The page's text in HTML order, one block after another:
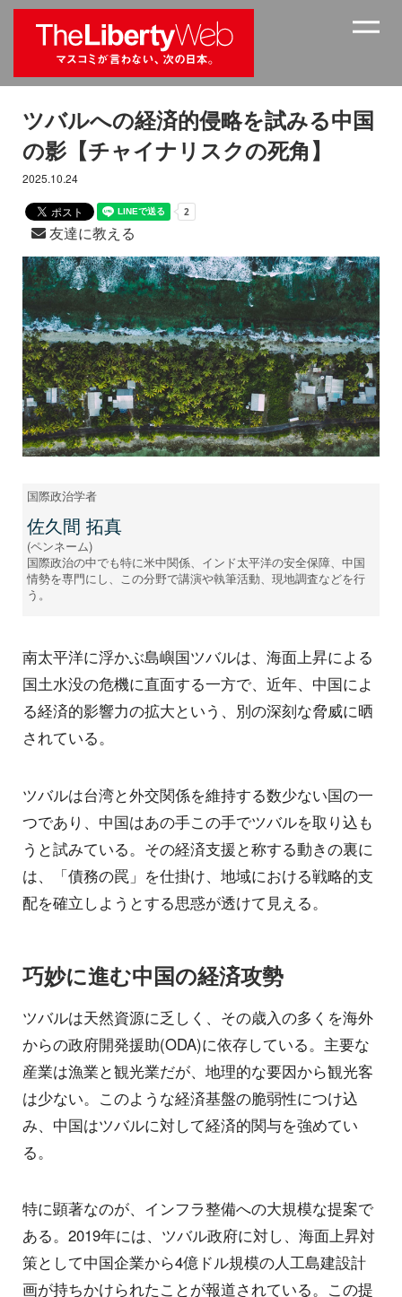
ツバルへの経済的侵略を試みる中国
の影【チャイナリスクの死角】
2025.10.24
友達に教える
国際政治学者
佐久間 拓真
(ペンネーム)
国際政治の中でも特に米中関係、インド太平洋の安全保障、中国
情勢を専門にし、この分野で講演や執筆活動、現地調査などを行
う。
南太平洋に浮かぶ島嶼国ツバルは、海面上昇による
国土水没の危機に直面する一方で、近年、中国によ
る経済的影響力の拡大という、別の深刻な脅威に晒
されている。
ツバルは台湾と外交関係を維持する数少ない国の一
つであり、中国はあの手この手でツバルを取り込も
うと試みている。その経済支援と称する動きの裏に
は、「債務の罠」を仕掛け、地域における戦略的支
配を確立しようとする思惑が透けて見える。
巧妙に進む中国の経済攻勢
ツバルは天然資源に乏しく、その歳入の多くを海外
からの政府開発援助(ODA)に依存している。主要な
産業は漁業と観光業だが、地理的な要因から観光客
は少ない。このような経済基盤の脆弱性につけ込
み、中国はツバルに対して経済的関与を強めてい
る。
特に顕著なのが、インフラ整備への大規模な提案で
ある。2019年には、ツバル政府に対し、海面上昇対
策として中国企業から4億ドル規模の人工島建設計
画が持ちかけられたことが報道されている。この提